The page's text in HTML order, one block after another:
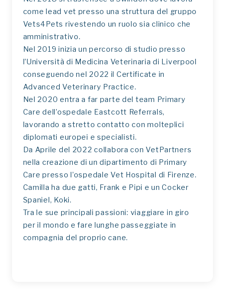
come lead vet presso una struttura del gruppo
Vets4Pets rivestendo un ruolo sia clinico che
amministrativo.
Nel 2019 inizia un percorso di studio presso
l’Università di Medicina Veterinaria di Liverpool
conseguendo nel 2022 il Certificate in
Advanced Veterinary Practice.
Nel 2020 entra a far parte del team Primary
Care dell’ospedale Eastcott Referrals,
lavorando a stretto contatto con molteplici
diplomati europei e specialisti.
Da Aprile del 2022 collabora con VetPartners
nella creazione di un dipartimento di Primary
Care presso l’ospedale Vet Hospital di Firenze.
Camilla ha due gatti, Frank e Pipi e un Cocker
Spaniel, Koki.
Tra le sue principali passioni: viaggiare in giro
per il mondo e fare lunghe passeggiate in
compagnia del proprio cane.